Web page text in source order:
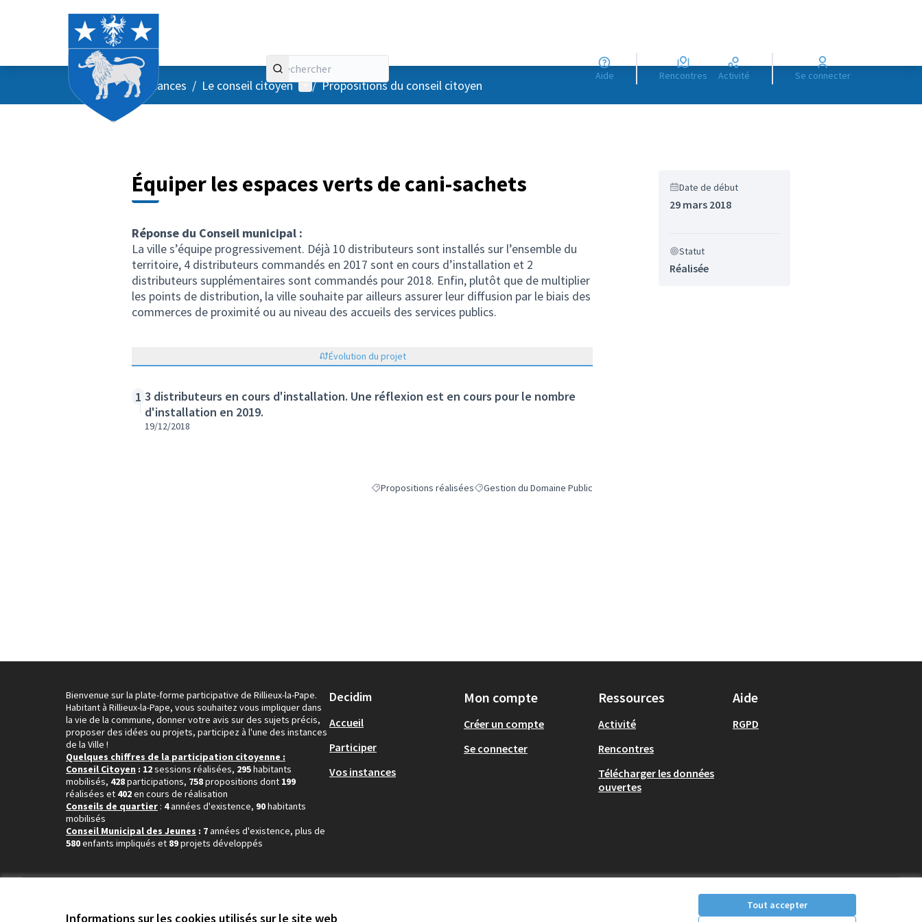
Informations sur les cookies utilisés sur le site web
Tout accepter
Aide Rencontres Activité Se connecter
AccueilMenu principal
/ Vos instances / Le conseil citoyen Menu utilisateur
/ Propositions du conseil citoyen
Équiper les espaces verts de cani-sachets
Réponse du Conseil municipal :
La ville s’équipe progressivement. Déjà 10 distributeurs sont installés sur l’ensemble du
territoire, 4 distributeurs commandés en 2017 sont en cours d’installation et 2
distributeurs supplémentaires sont commandés pour 2018. Enfin, plutôt que de multiplier
les points de distribution, la ville souhaite par ailleurs assurer leur diffusion par le biais des
commerces de proximité ou au niveau des accueils des services publics.
Évolution du projet
1 3 distributeurs en cours d'installation. Une réflexion est en cours pour le nombre
d'installation en 2019.
19/12/2018
Filtrer les résultats de la catégorie : Propositions réalisées
Propositions réaliséesFiltrer les résultats pour le secteur : Gestion du Domaine Public
Gestion du Domaine Public
Date de début
29 mars 2018
Statut
Réalisée
Bienvenue sur la plate-forme participative de Rillieux-la-Pape.
Habitant à Rillieux-la-Pape, vous souhaitez vous impliquer dans
la vie de la commune, donner votre avis sur des sujets précis,
proposer des idées ou projets, participez à l'une des instances
de la Ville !
Quelques chiffres de la participation citoyenne :
Conseil Citoyen : 12sessions réalisées, 295habitants
mobilisés, 428participations, 758propositions dont 199
réalisées et 402en cours de réalisation
Conseils de quartier : 4années d'existence, 90habitants
mobilisés
Conseil Municipal des Jeunes : 7années d'existence, plus de
580enfants impliqués et 89projets développés
Decidim
Accueil
Participer
Vos instances
Mon compte
Créer un compte
Se connecter
Ressources
Activité
Rencontres
Télécharger les données
ouvertes
Aide
RGPD